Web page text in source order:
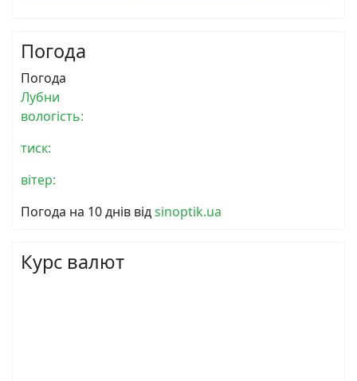
Погода
Погода
Лубни
вологість:
тиск:
вітер:
Погода на 10 днів відsinoptik.ua
Курс валют